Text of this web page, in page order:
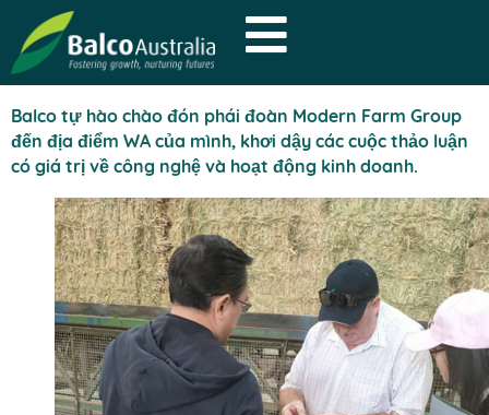
Balco tự hào chào đón phái đoàn Modern Farm Group
đến địa điểm WA của mình, khơi dậy các cuộc thảo luận
có giá trị về công nghệ và hoạt động kinh doanh.